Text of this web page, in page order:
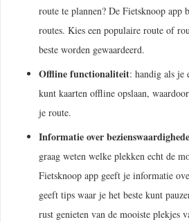
route te plannen? De Fietsknoop app
routes. Kies een populaire route of
beste worden gewaardeerd.
Offline functionaliteit: handig als je
kunt kaarten offline opslaan,
je route.
Informatie over
graag weten welke plekken echt de
Fietsknoop app geeft je informatie
geeft tips waar je het beste kunt
rust genieten van de mooiste plekjes